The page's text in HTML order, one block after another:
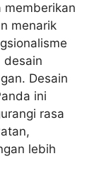
memberikan
menarik
desain
Desain
ini
rasa
lebih